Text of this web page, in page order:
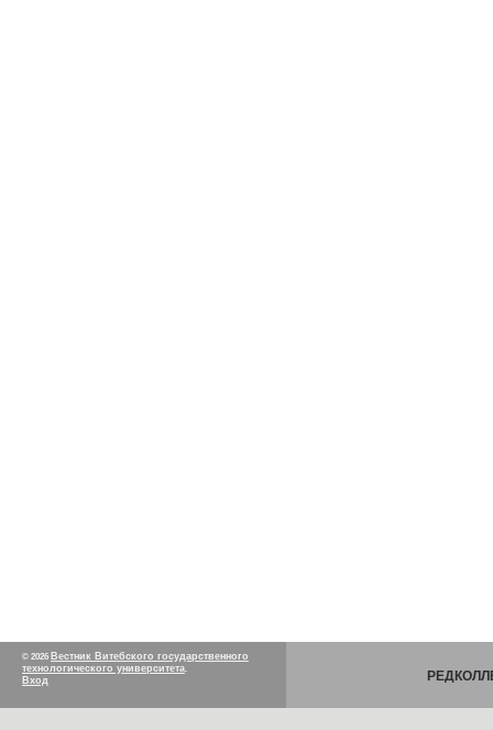
© 2026 Вестник Витебского государственного
технологического университета.
Вход